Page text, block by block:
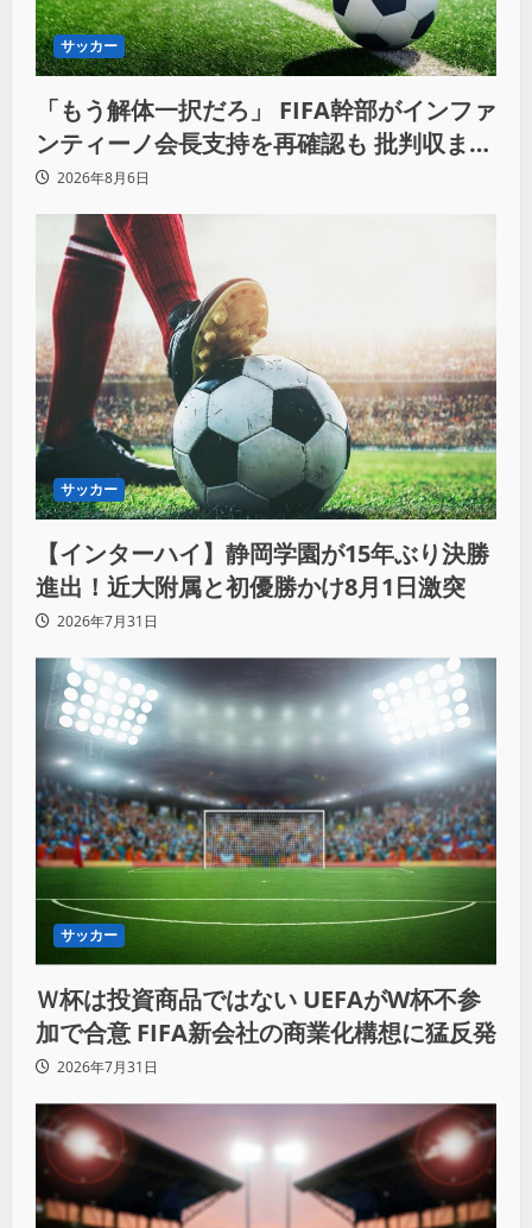
サッカー
「もう解体一択だろ」 FIFA幹部がインファ
ンティーノ会長支持を再確認も 批判収まら
ず2026年8月6日
サッカー
【インターハイ】静岡学園が15年ぶり決勝
進出！近大附属と初優勝かけ8月1日激突
2026年7月31日
サッカー
Ｗ杯は投資商品ではない UEFAがW杯不参
加で合意 FIFA新会社の商業化構想に猛反発
2026年7月31日